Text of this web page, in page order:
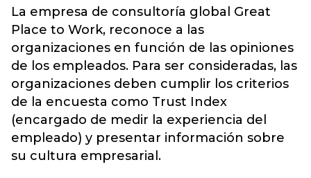
La empresa de consultoría global Great
Place to Work, reconoce a las
organizaciones en función de las opiniones
de los empleados. Para ser consideradas, las
organizaciones deben cumplir los criterios
de la encuesta como Trust Index
(encargado de medir la experiencia del
empleado) y presentar información sobre
su cultura empresarial.